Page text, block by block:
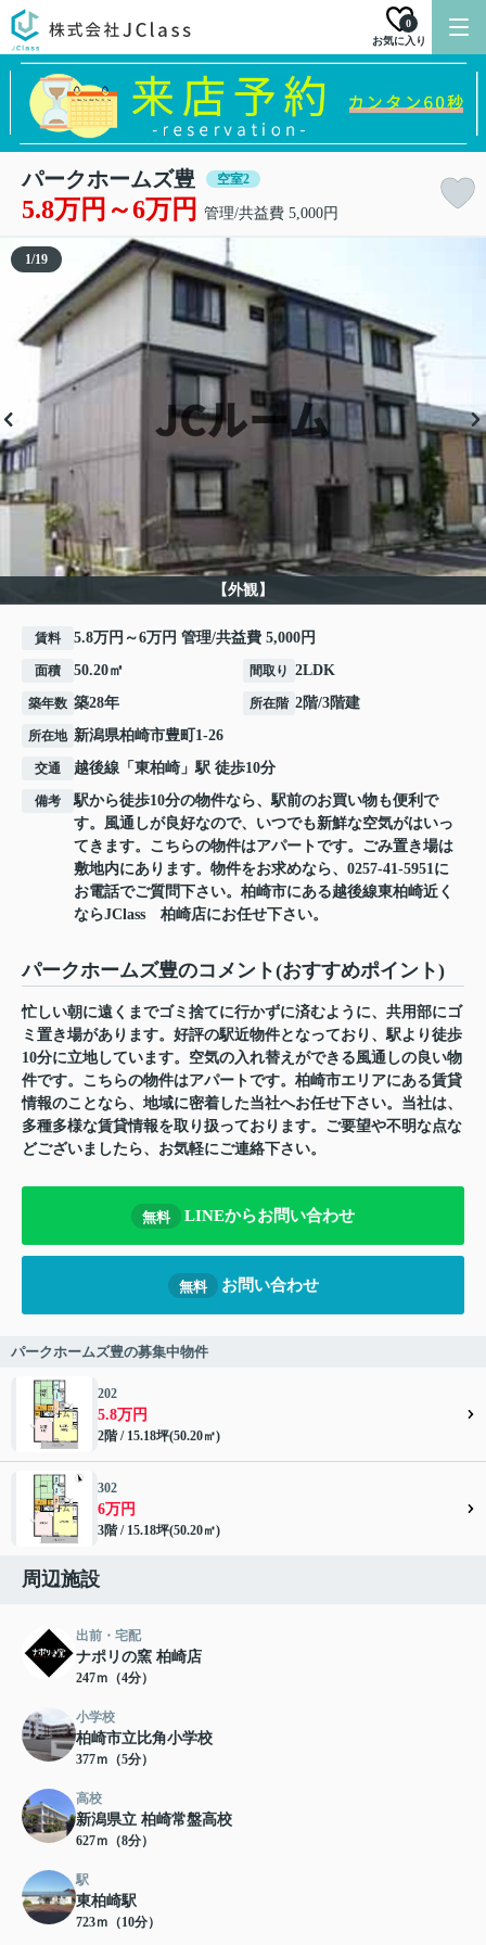
お気に入り
0
パークホームズ豊 空室2
5.8万円～6万円 管理/共益費 5,000円
【外観】
1/19
賃料 5.8万円～6万円 管理/共益費 5,000円
面積 50.20㎡ 間取り 2LDK
築年数 築28年 所在階 2階/3階建
所在地 新潟県柏崎市豊町 1-26
交通 越後線 「 東柏崎 」駅 徒歩10分
備考
駅から徒歩10分の物件なら、駅前のお買い物も便利で
す。風通しが良好なので、いつでも新鮮な空気がはいっ
てきます。こちらの物件はアパートです。ごみ置き場は
敷地内にあります。物件をお求めなら、0257-41-5951に
お電話でご質問下さい。柏崎市にある越後線東柏崎近く
ならJClass 柏崎店にお任せ下さい。
パークホームズ豊のコメント(おすすめポイント)
忙しい朝に遠くまでゴミ捨てに行かずに済むように、共用部にゴ
ミ置き場があります。好評の駅近物件となっており、駅より徒歩
10分に立地しています。空気の入れ替えができる風通しの良い物
件です。こちらの物件はアパートです。柏崎市エリアにある賃貸
情報のことなら、地域に密着した当社へお任せ下さい。当社は、
多種多様な賃貸情報を取り扱っております。ご要望や不明な点な
どございましたら、お気軽にご連絡下さい。
無料 LINEからお問い合わせ
無料 お問い合わせ
パークホームズ豊の募集中物件
202
5.8万円
2階 / 15.18坪(50.20㎡)
302
6万円
3階 / 15.18坪(50.20㎡)
周辺施設
出前・宅配
ナポリの窯 柏崎店
247ｍ（4分）
小学校
柏崎市立比角小学校
377ｍ（5分）
高校
新潟県立 柏崎常盤高校
627ｍ（8分）
駅
東柏崎駅
723ｍ（10分）